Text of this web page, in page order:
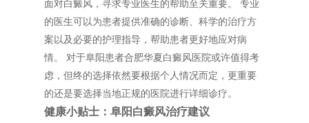
面对白癜风，寻求专业医生的帮助至关重要。 专业
的医生可以为患者提供准确的诊断、科学的治疗方
案以及必要的护理指导，帮助患者更好地应对病
情。 对于阜阳患者合肥华夏白癜风医院或许值得考
虑，但终的选择依然要根据个人情况而定，更重要
的还是要选择当地正规的医院进行详细诊疗。
健康小贴士：阜阳白癜风治疗建议